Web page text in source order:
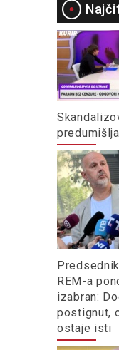
REM-a
izabran:
postignut,
ostaje isti